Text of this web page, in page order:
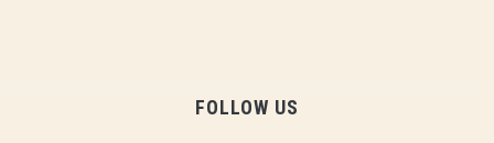
FOLLOW US